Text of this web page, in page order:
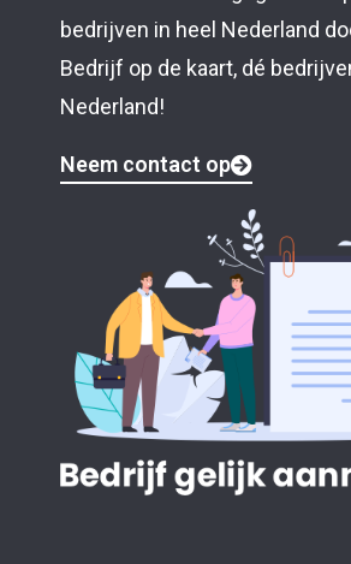
bedrijven in heel Nederland
Bedrijf op de kaart, dé
Nederland!
Neem contact op